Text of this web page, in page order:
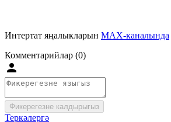
Интертат яңалыкларын MAX-каналында
Комментарийлар (0)
Фикерегезне калдырыгыз
Теркәлергә